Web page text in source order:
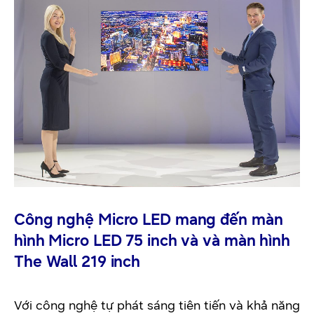
Công nghệ Micro LED mang đến màn
hình Micro LED 75 inch và và màn hình
The Wall 219 inch
Với công nghệ tự phát sáng tiên tiến và khả năng